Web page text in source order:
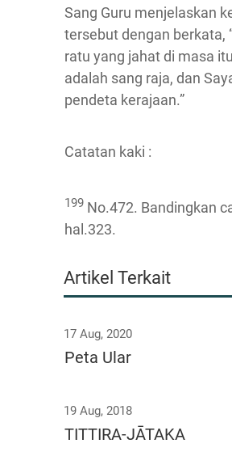
Sang Guru menjelaskan
tersebut dengan berkata,
ratu yang jahat di masa
adalah sang raja, dan
pendeta kerajaan.”
Catatan kaki :
199 No.472. Bandingkan
hal.323.
Artikel Terkait
17 Aug, 2020
Peta Ular
19 Aug, 2018
TITTIRA-JĀTAKA